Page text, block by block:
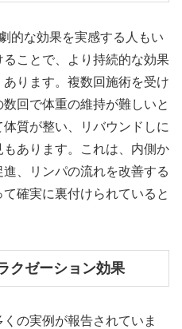
的な効果を実感する人もい
ことで、より持続的な効果
ります。複数回施術を受け
回で体重の維持が難しいと
質が整い、リバウンドしに
あります。これは、内側か
、リンパの流れを改善する
確実に裏付けられていると
クゼーション効果
の実例が報告されていま